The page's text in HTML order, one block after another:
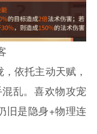
依托主动天赋，
乱。喜欢物攻宠
旧是隐身+物理连